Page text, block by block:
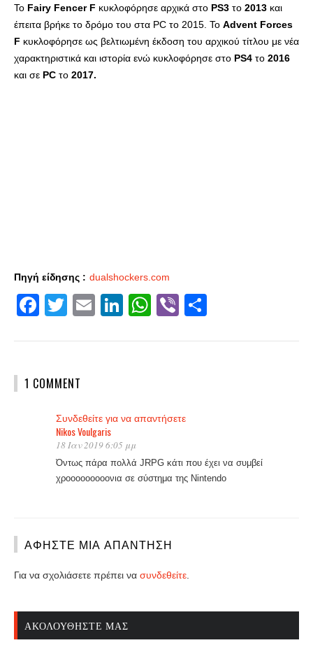
Το Fairy Fencer F κυκλοφόρησε αρχικά στο PS3 το 2013 και
έπειτα βρήκε το δρόμο του στα PC το 2015. Το Advent Forces
F κυκλοφόρησε ως βελτιωμένη έκδοση του αρχικού τίτλου με νέα
χαρακτηριστικά και ιστορία ενώ κυκλοφόρησε στο PS4 το 2016
και σε PC το 2017.
Πηγή είδησης : dualshockers.com
Facebook
Twitter
EmailLinkedIn
WhatsApp
Viber
1 COMMENT
Συνδεθείτε για να απαντήσετε
Nikos Voulgaris
18 Ιαν 2019 6:05 μμ
Όντως πάρα πολλά JRPG κάτι που έχει να συμβεί
χροοοοοοοοονια σε σύστημα της Nintendo
ΑΦΉΣΤΕ ΜΙΑ ΑΠΆΝΤΗΣΗ
Για να σχολιάσετε πρέπει να συνδεθείτε
ΑΚΟΛΟΥΘΉΣΤΕ ΜΑΣ